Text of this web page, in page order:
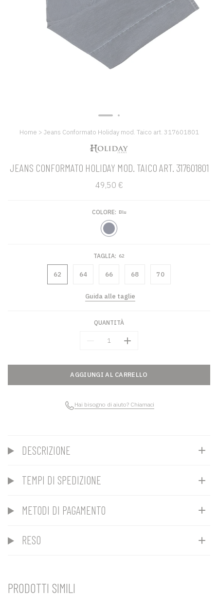
Home > Jeans Conformato Holiday mod. Taico art. 317601801
JEANS CONFORMATO HOLIDAY MOD. TAICO ART. 317601801
49,50 €
COLORE: Blu
Blu
TAGLIA: 62
62 64 66 68 70
Guida alle taglie
QUANTITÀ
AGGIUNGI AL CARRELLO
Hai bisogno di aiuto? Chiamaci
DESCRIZIONE
TEMPI DI SPEDIZIONE
METODI DI PAGAMENTO
RESO
PRODOTTI SIMILI